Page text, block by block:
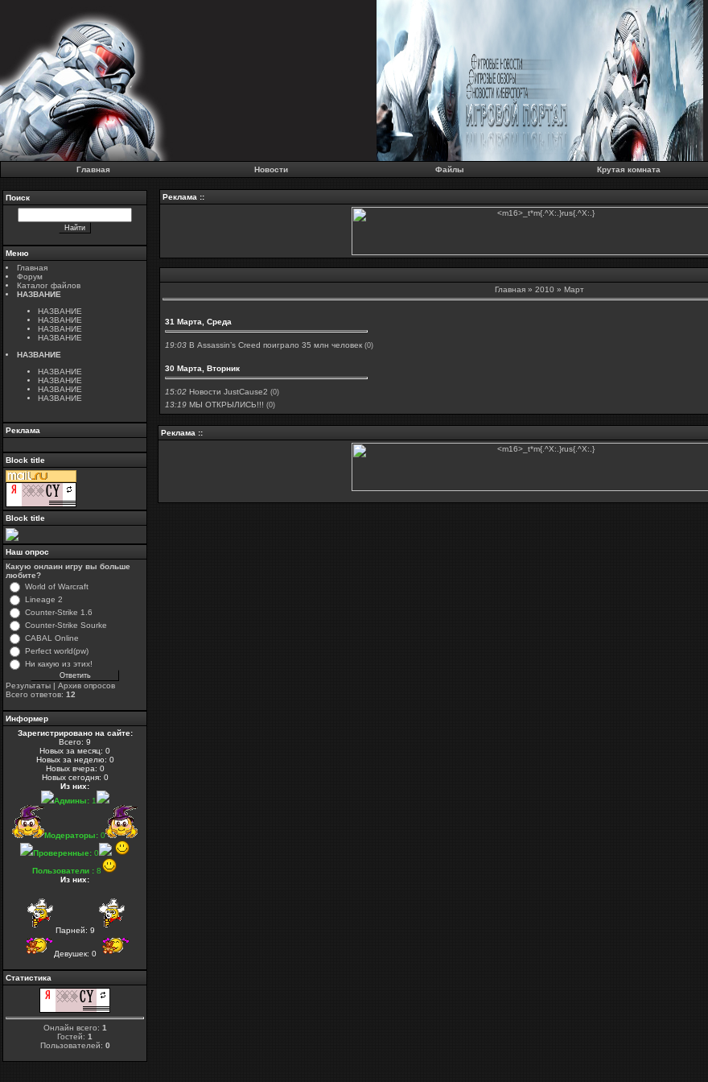
Главная Новости Файлы Крутая комната
Поиск
Меню
Главная
Форум
Каталог файлов
НАЗВАНИЕ
НАЗВАНИЕ
НАЗВАНИЕ
НАЗВАНИЕ
НАЗВАНИЕ
НАЗВАНИЕ
НАЗВАНИЕ
НАЗВАНИЕ
НАЗВАНИЕ
НАЗВАНИЕ
Реклама
Block title
Block title
Наш опрос
Какую онлаин игру вы больше
любите?
World of Warcraft
Lineage 2
Counter-Strike 1.6
Counter-Strike Sourke
CABAL Online
Perfect world(pw)
Ни какую из этих!
Результаты | Архив опросов
Всего ответов: 12
Информер
Зарегистрировано на сайте:
Всего: 9
Новых за месяц: 0
Новых за неделю: 0
Новых вчера: 0
Новых сегодня: 0
Из них:
Админы:1
Модераторы: 0
Проверенные:0
Пользователи : 8
Из них:
Парней: 9
Девушек: 0
Статистика
Онлайн всего: 1
Гостей: 1
Пользователей: 0
Реклама ::
Главная » 2010 » Март
31 Марта, Среда
19:03 В Assassin’s Creed поиграло 35 млн человек (0)
30 Марта, Вторник
15:02 Новости JustCause2 (0)
13:19 МЫ ОТКРЫЛИСЬ!!! (0)
Реклама ::